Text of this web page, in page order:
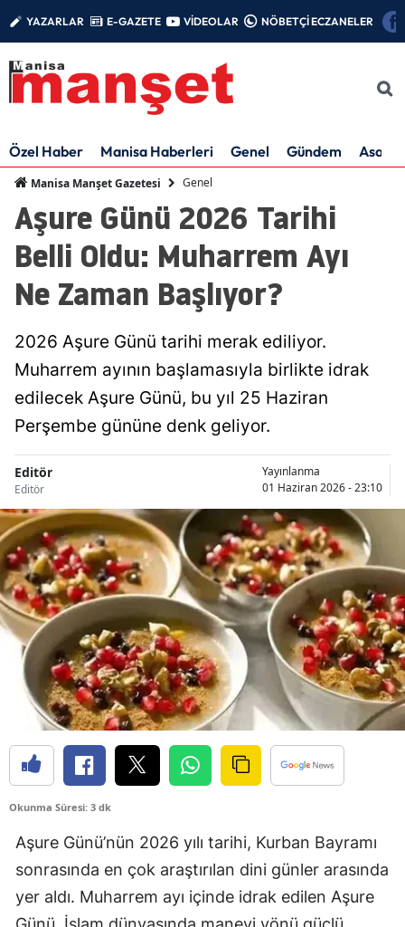
YAZARLAR E-GAZETE VİDEOLAR NÖBETÇİ ECZANELER
Özel Haber Manisa Haberleri Genel Gündem Asayiş
Manisa Manşet Gazetesi Genel
Aşure Günü 2026 Tarihi
Belli Oldu: Muharrem Ayı
Ne Zaman Başlıyor?
2026 Aşure Günü tarihi merak ediliyor.
Muharrem ayının başlamasıyla birlikte idrak
edilecek Aşure Günü, bu yıl 25 Haziran
Perşembe gününe denk geliyor.
Editör
Editör
Yayınlanma
01 Haziran 2026 - 23:10
Okunma Süresi: 3 dk
Aşure Günü’nün 2026 yılı tarihi, Kurban Bayramı
sonrasında en çok araştırılan dini günler arasında
yer aldı. Muharrem ayı içinde idrak edilen Aşure